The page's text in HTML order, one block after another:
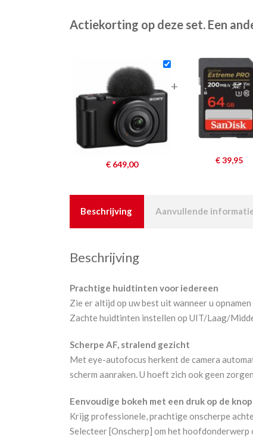
Actiekorting op deze set. Een
€649,00
+
€39,95
Beschrijving Aanvullende
Beschrijving
Prachtige huidtinten voor iedereen
Zie er altijd op uw best uit wanneer u
Zachte huidtinten instellen op UIT/Laag/
Scherpe AF, stralend gezicht
Met eye-autofocus herkent de camera
scherm aanraken. U hoeft zich ook geen
Eenvoudige bokeh met een druk op de knop
Krijg professionele, prachtige onscherpe
Selecteer [Onscherp] om het